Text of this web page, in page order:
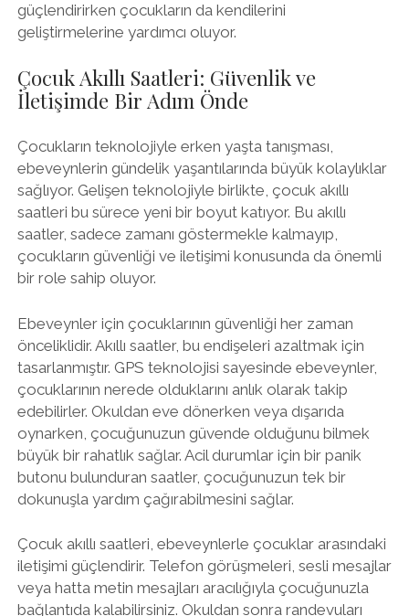
güçlendirirken çocukların da kendilerini
geliştirmelerine yardımcı oluyor.
Çocuk Akıllı Saatleri: Güvenlik ve
İletişimde Bir Adım Önde
Çocukların teknolojiyle erken yaşta tanışması,
ebeveynlerin gündelik yaşantılarında büyük kolaylıklar
sağlıyor. Gelişen teknolojiyle birlikte, çocuk akıllı
saatleri bu sürece yeni bir boyut katıyor. Bu akıllı
saatler, sadece zamanı göstermekle kalmayıp,
çocukların güvenliği ve iletişimi konusunda da önemli
bir role sahip oluyor.
Ebeveynler için çocuklarının güvenliği her zaman
önceliklidir. Akıllı saatler, bu endişeleri azaltmak için
tasarlanmıştır. GPS teknolojisi sayesinde ebeveynler,
çocuklarının nerede olduklarını anlık olarak takip
edebilirler. Okuldan eve dönerken veya dışarıda
oynarken, çocuğunuzun güvende olduğunu bilmek
büyük bir rahatlık sağlar. Acil durumlar için bir panik
butonu bulunduran saatler, çocuğunuzun tek bir
dokunuşla yardım çağırabilmesini sağlar.
Çocuk akıllı saatleri, ebeveynlerle çocuklar arasındaki
iletişimi güçlendirir. Telefon görüşmeleri, sesli mesajlar
veya hatta metin mesajları aracılığıyla çocuğunuzla
bağlantıda kalabilirsiniz. Okuldan sonra randevuları